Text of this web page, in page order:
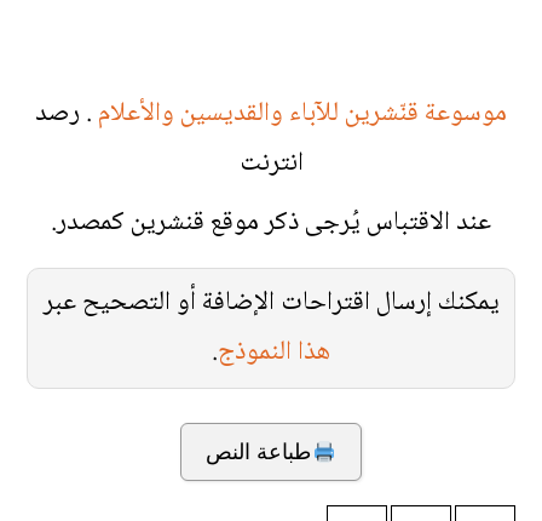
موسوعة قنّشرين للآباء والقديسين والأعلام. رصد
انترنت
عند الاقتباس يُرجى ذكر موقع قنشرين كمصدر.
يمكنك إرسال اقتراحات الإضافة أو التصحيح عبر
هذا النموذج.
طباعة النص